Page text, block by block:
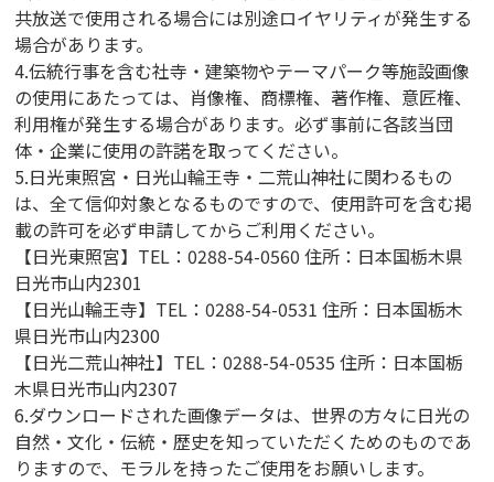
共放送で使用される場合には別途ロイヤリティが発生する
場合があります。
4.伝統行事を含む社寺・建築物やテーマパーク等施設画像
の使用にあたっては、肖像権、商標権、著作権、意匠権、
利用権が発生する場合があります。必ず事前に各該当団
体・企業に使用の許諾を取ってください。
5.日光東照宮・日光山輪王寺・二荒山神社に関わるもの
は、全て信仰対象となるものですので、使用許可を含む掲
載の許可を必ず申請してからご利用ください。
【日光東照宮】TEL：0288-54-0560 住所：日本国栃木県
日光市山内2301
【日光山輪王寺】TEL：0288-54-0531 住所：日本国栃木
県日光市山内2300
【日光二荒山神社】TEL：0288-54-0535 住所：日本国栃
木県日光市山内2307
6.ダウンロードされた画像データは、世界の方々に日光の
自然・文化・伝統・歴史を知っていただくためのものであ
りますので、モラルを持ったご使用をお願いします。